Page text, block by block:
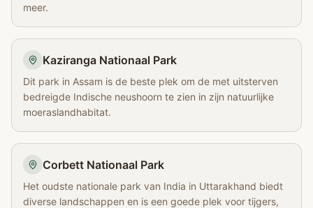
meer.
Kaziranga Nationaal Park
Dit park in Assam is de beste plek om de met uitsterven
bedreigde Indische neushoorn te zien in zijn natuurlijke
moeraslandhabitat.
Corbett Nationaal Park
Het oudste nationale park van India in Uttarakhand biedt
diverse landschappen en is een goede plek voor tijgers,